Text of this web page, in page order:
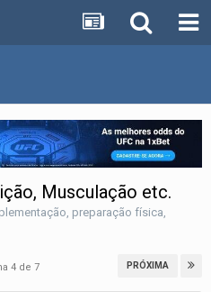
Musculação etc.
preparação física,
PRÓXIMA
4 de 7